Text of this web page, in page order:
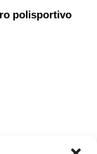
la fornitura di
come un
chiese della
polisportivo